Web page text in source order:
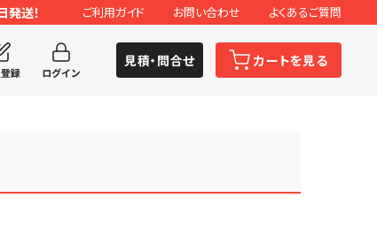
送！ ご利用ガイド お問い合わせ よくあるご質問
見積・問合せ カートを見る